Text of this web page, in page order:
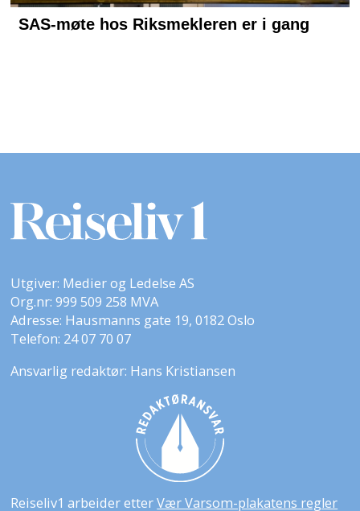
Utgiver: Medier og Ledelse AS
Org.nr: 999 509 258 MVA
Adresse: Hausmanns gate 19, 0182 Oslo
Telefon: 24 07 70 07
Ansvarlig redaktør: Hans Kristiansen
Reiseliv1 arbeider etterVær Varsom-plakatens regler